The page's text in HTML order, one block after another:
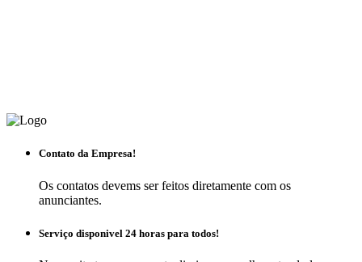
Contato da Empresa!
Os contatos devems ser feitos diretamente com os
anunciantes.
Serviço disponivel 24 horas para todos!